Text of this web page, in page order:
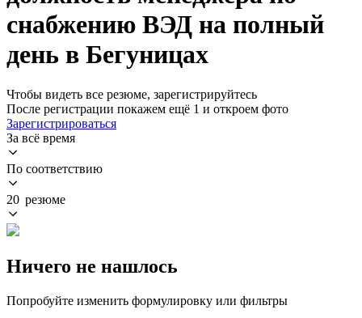
снабжению ВЭД на полный
день в Бегуницах
Чтобы видеть все резюме, зарегистрируйтесь
После регистрации покажем ещё 1 и откроем фото
Зарегистрироваться
За всё время
По соответствию
20 резюме
Ничего не нашлось
Попробуйте изменить формулировку или фильтры